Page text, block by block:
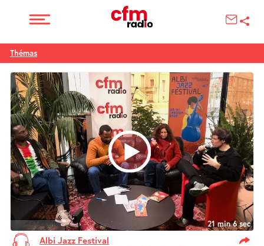
Thémas
© CFM radio 21 min 6 sec
Albi Jazz Festival